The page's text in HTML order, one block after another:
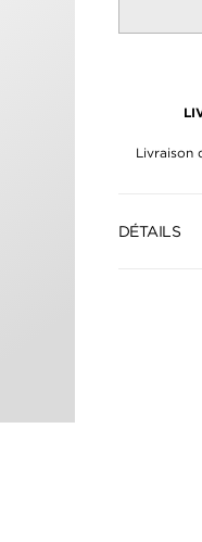
Livraison
DÉTAILS